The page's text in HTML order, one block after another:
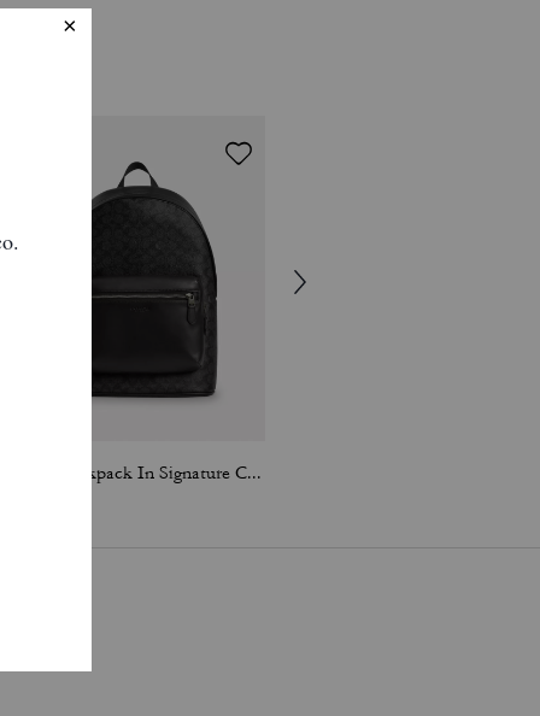
West Backpack In Signature Canvas